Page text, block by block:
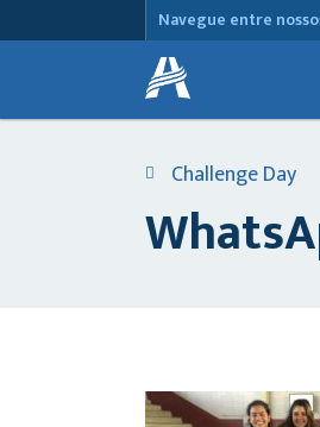
Navegue entre
Challenge Day